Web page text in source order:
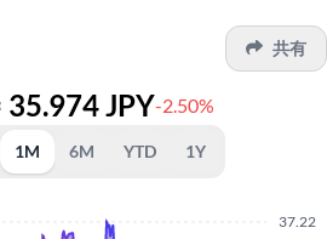
共有
35.974 JPY-2.50%
1M 6M YTD 1Y
37.22